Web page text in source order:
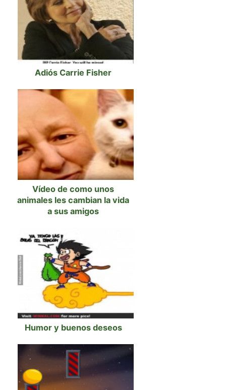
Adiós Carrie Fisher
Vídeo de como unos
animales les cambian la vida
a sus amigos
Humor y buenos deseos